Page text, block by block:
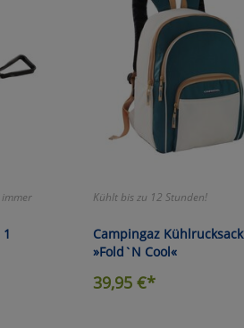
Kühlt bis zu 12 Stunden!
Campingaz Kühlrucksack
»Fold`N Cool«
39,95€*